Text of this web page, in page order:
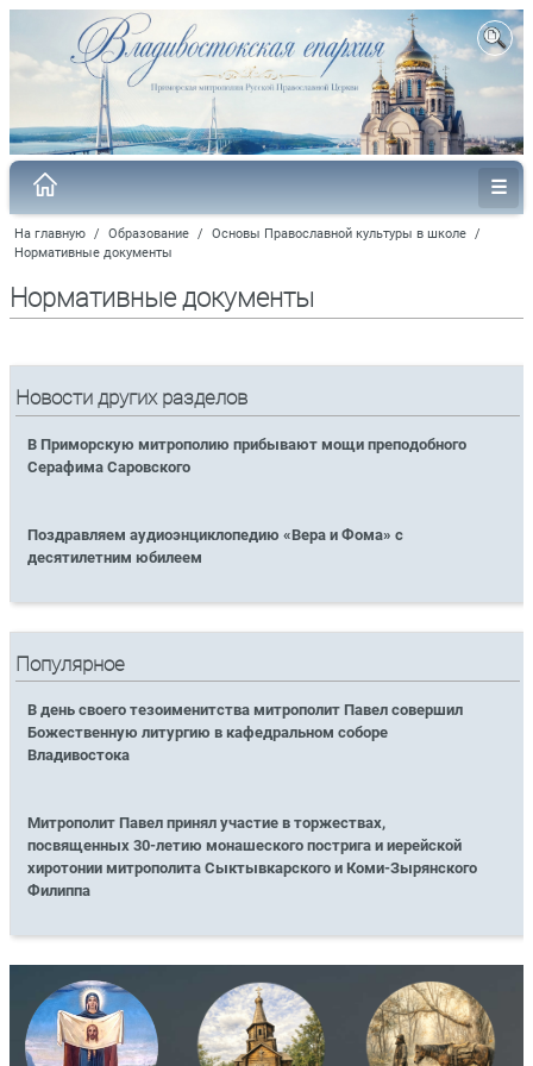
На главную / Образование / Основы Православной культуры в школе /
Нормативные документы
Нормативные документы
Новости других разделов
В Приморскую митрополию прибывают мощи преподобного
Серафима Саровского
Поздравляем аудиоэнциклопедию «Вера и Фома» с
десятилетним юбилеем
Популярное
В день своего тезоименитства митрополит Павел совершил
Божественную литургию в кафедральном соборе
Владивостока
Митрополит Павел принял участие в торжествах,
посвященных 30-летию монашеского пострига и иерейской
хиротонии митрополита Сыктывкарского и Коми-Зырянского
Филиппа